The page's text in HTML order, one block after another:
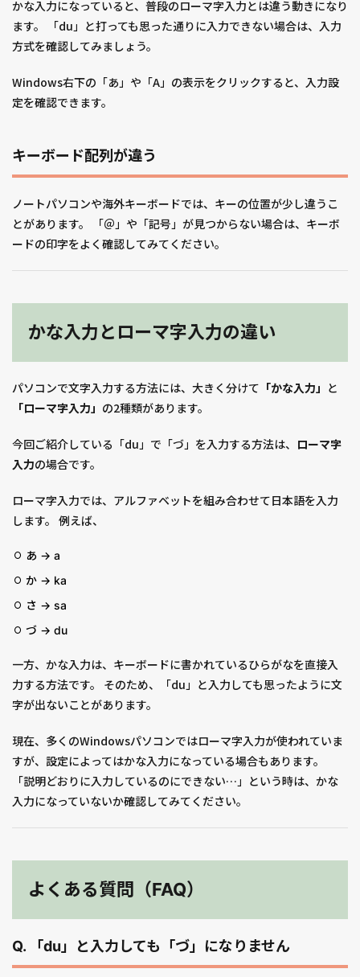
かな入力になっていると、普段のローマ字入力とは違う動きになり
ます。 「du」と打っても思った通りに入力できない場合は、入力
方式を確認してみましょう。
Windows右下の「あ」や「A」の表示をクリックすると、入力設
定を確認できます。
キーボード配列が違う
ノートパソコンや海外キーボードでは、キーの位置が少し違うこ
とがあります。 「＠」や「記号」が見つからない場合は、キーボ
ードの印字をよく確認してみてください。
かな入力とローマ字入力の違い
パソコンで文字入力する方法には、大きく分けて 「かな入力」 と
「ローマ字入力」 の2種類があります。
今回ご紹介している「du」で「づ」を入力する方法は、 ローマ字
入力の場合です。
ローマ字入力では、アルファベットを組み合わせて日本語を入力
します。 例えば、
あ → a
か → ka
さ → sa
づ → du
一方、かな入力は、キーボードに書かれているひらがなを直接入
力する方法です。 そのため、「du」と入力しても思ったように文
字が出ないことがあります。
現在、多くのWindowsパソコンではローマ字入力が使われていま
すが、設定によってはかな入力になっている場合もあります。
「説明どおりに入力しているのにできない…」という時は、かな
入力になっていないか確認してみてください。
よくある質問（FAQ）
Q. 「du」と入力しても「づ」になりません